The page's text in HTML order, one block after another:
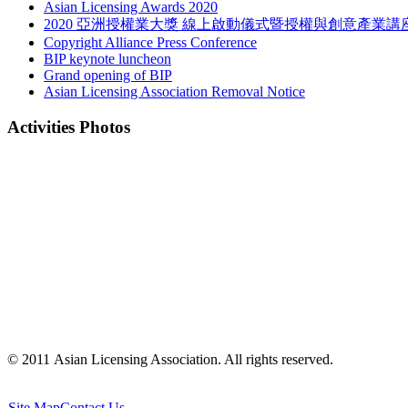
Asian Licensing Awards 2020
2020 亞洲授權業大獎 線上啟動儀式暨授權與創意產業講
Copyright Alliance Press Conference
BIP keynote luncheon
Grand opening of BIP
Asian Licensing Association Removal Notice
Activities Photos
© 2011 Asian Licensing Association. All rights reserved.